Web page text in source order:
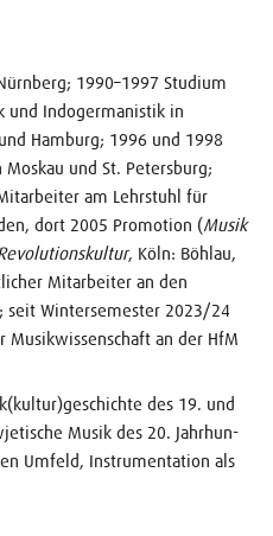
1990–1997 Studium
und Indogermanistik in
Hamburg; 1996 und 1998
und St. Petersburg;
am Lehrstuhl für
dort 2005 Promotion (Musik
, Köln: Böhlau,
Mitarbeiter an den
seit Wintersemester 2023/24
Musikwissenschaft an der HfM
des 19. und
Musik des 20. Jahrhun­
Umfeld, Instrumentation als